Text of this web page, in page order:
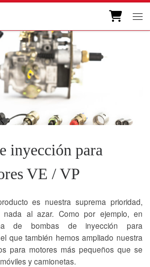
inyección para
VE / VP
es nuestra suprema prioridad,
al azar. Como por ejemplo, en
de bombas de inyección para
que también hemos ampliado nuestra
para motores más pequeños que se
y camionetas.